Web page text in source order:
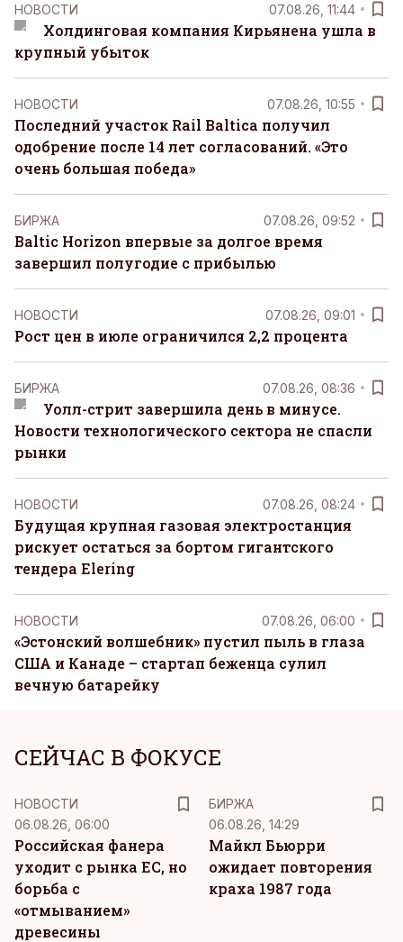
НОВОСТИ 07.08.26, 11:44
Холдинговая компания Кирьянена ушла в
крупный убыток
НОВОСТИ 07.08.26, 10:55
Последний участок Rail Baltica получил
одобрение после 14 лет согласований. «Это
очень большая победа»
БИРЖА 07.08.26, 09:52
Baltic Horizon впервые за долгое время
завершил полугодие с прибылью
НОВОСТИ 07.08.26, 09:01
Рост цен в июле ограничился 2,2 процента
БИРЖА 07.08.26, 08:36
Уолл-стрит завершила день в минусе.
Новости технологического сектора не спасли
рынки
НОВОСТИ 07.08.26, 08:24
Будущая крупная газовая электростанция
рискует остаться за бортом гигантского
тендера Elering
НОВОСТИ 07.08.26, 06:00
«Эстонский волшебник» пустил пыль в глаза
США и Канаде – стартап беженца сулил
вечную батарейку
СЕЙЧАС В ФОКУСЕ
НОВОСТИ
06.08.26, 06:00
Российская фанера
уходит с рынка ЕС, но
борьба с
«отмыванием»
древесины
БИРЖА
06.08.26, 14:29
Майкл Бьюрри
ожидает повторения
краха 1987 года